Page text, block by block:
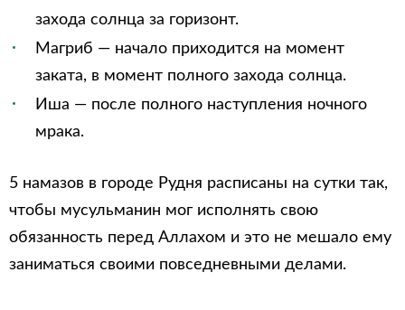
захода солнца за горизонт.
Магриб — начало приходится на момент
заката, в момент полного захода солнца.
Иша — после полного наступления ночного
мрака.
5 намазов в городе Рудня расписаны на сутки так,
чтобы мусульманин мог исполнять свою
обязанность перед Аллахом и это не мешало ему
заниматься своими повседневными делами.